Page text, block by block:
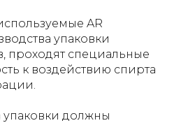
AR
упаковки
проходят специальные
к воздействию спирта
упаковки должны